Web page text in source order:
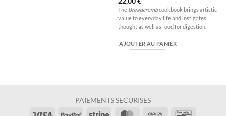
The Breadcrumbcookbook brings artistic
value to everyday life and instigates
thought as well as food for digestion.
AJOUTER AU PANIER
PAIEMENTS SECURISES
Visa
PayPal Stripe MasterCardCash